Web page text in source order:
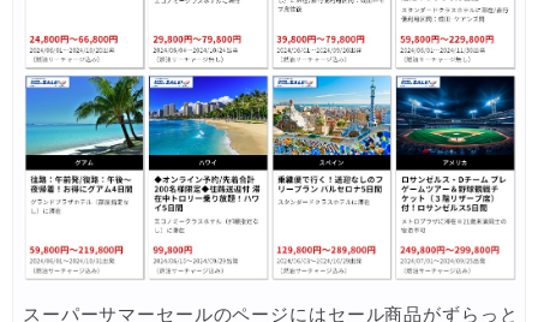
スーパーサマーセールのページにはセール商品がずらっと